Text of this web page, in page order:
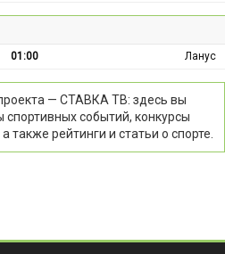
01:00 Ланус
— СТАВКА ТВ: здесь вы
спортивных событий, конкурсы
а также рейтинги и статьи о спорте.